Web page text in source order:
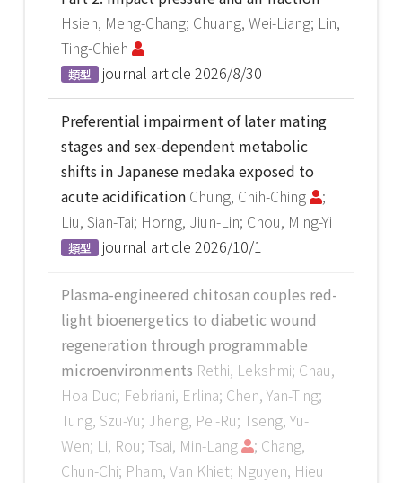
Hsieh, Meng-Chang; Chuang, Wei-Liang; Lin,
Ting-Chieh
類型 journal article 2026/8/30
Preferential impairment of later mating
stages and sex-dependent metabolic
shifts in Japanese medaka exposed to
acute acidification Chung, Chih-Ching
;
Liu, Sian-Tai; Horng, Jiun-Lin; Chou, Ming-Yi
類型 journal article 2026/10/1
Plasma-engineered chitosan couples red-
light bioenergetics to diabetic wound
regeneration through programmable
microenvironments Rethi, Lekshmi; Chau,
Hoa Duc; Febriani, Erlina; Chen, Yan-Ting;
Tung, Szu-Yu; Jheng, Pei-Ru; Tseng, Yu-
Wen; Li, Rou; Tsai, Min-Lang
; Chang,
Chun-Chi; Pham, Van Khiet; Nguyen, Hieu